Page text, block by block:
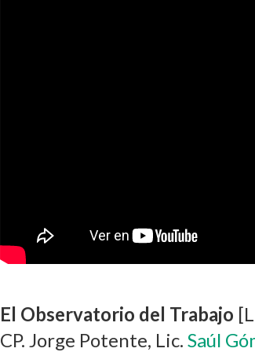
El Observatorio del Trabajo
CP. Jorge Potente, Lic. Saúl